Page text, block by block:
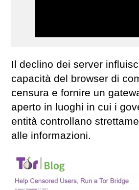
Il declino dei server
capacità del browser di
censura e fornire un
aperto in luoghi in cui i
entità controllano
alle informazioni.